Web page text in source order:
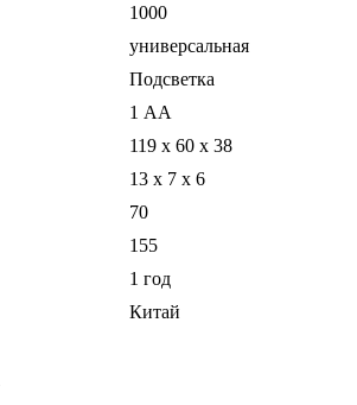
1000
универсальная
Подсветка
1 АА
119 х 60 х 38
13 x 7 x 6
70
155
1 год
Китай